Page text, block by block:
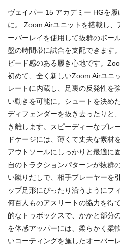
ヴェイパー 15 アカデミー HGを
に。 Zoom Airユニットを搭載し
ーバーレイを使用して抜群のボー
盤の時間帯に試合を支配できます
ピード感のある履き心地です。
初めて、全く新しいZoom Airユニ
レートに内蔵し、足裏の反発性を
い動きを可能に。シュートを決め
ディフェンダーを抜き去ったりと
き離します。スピーディーなプレ
ドケージには、薄くて丈夫な素材
アウトソールにしっかりと最適に
自のトラクションパターンが抜群
い蹴りだしで、相手プレーヤーを
ップ足形にぴったり沿うようにフ
何百人ものアスリートの協力を得
的なトゥボックスで、かかと部分
を体感アッパーには、柔らかく柔
いコーティングを施したオーバー